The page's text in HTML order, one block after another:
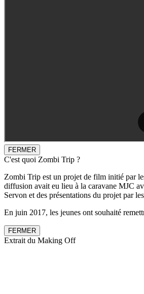
FERMER
C'est quoi Zombi Trip ?
Zombi Trip est un projet de film initié par
diffusion avait eu lieu à la caravane MJC
Servon et des présentations du projet par
En juin 2017, les jeunes ont souhaité
FERMER
Extrait du Making Off